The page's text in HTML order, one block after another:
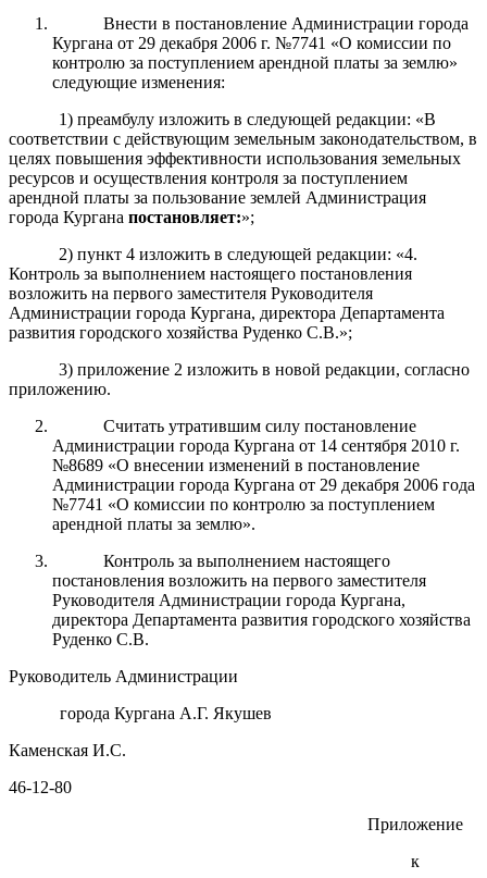
Внести в постановление Администрации города
Кургана от 29 декабря 2006 г. №7741 «О комиссии по
контролю за поступлением арендной платы за землю»
следующие изменения:
1) преамбулу изложить в следующей редакции: «В
соответствии с действующим земельным законодательством, в
целях повышения эффективности использования земельных
ресурсов и осуществления контроля за поступлением
арендной платы за пользование землей Администрация
города Кургана постановляет:»;
2) пункт 4 изложить в следующей редакции: «4.
Контроль за выполнением настоящего постановления
возложить на первого заместителя Руководителя
Администрации города Кургана, директора Департамента
развития городского хозяйства Руденко С.В.»;
3) приложение 2 изложить в новой редакции, согласно
приложению.
Считать утратившим силу постановление
Администрации города Кургана от 14 сентября 2010 г.
№8689 «О внесении изменений в постановление
Администрации города Кургана от 29 декабря 2006 года
№7741 «О комиссии по контролю за поступлением
арендной платы за землю».
Контроль за выполнением настоящего
постановления возложить на первого заместителя
Руководителя Администрации города Кургана,
директора Департамента развития городского хозяйства
Руденко С.В.
Руководитель Администрации
города Кургана А.Г. Якушев
Каменская И.С.
46-12-80
Приложение
к